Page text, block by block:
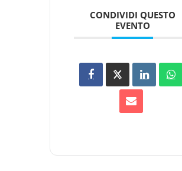
CONDIVIDI QUESTO
EVENTO